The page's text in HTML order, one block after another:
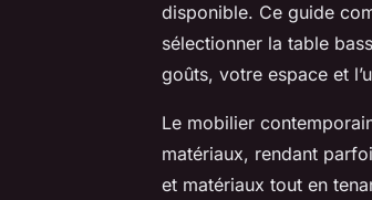
disponible. Ce guide
sélectionner la table
goûts, votre espace et
Le mobilier
matériaux, rendant
et matériaux tout en